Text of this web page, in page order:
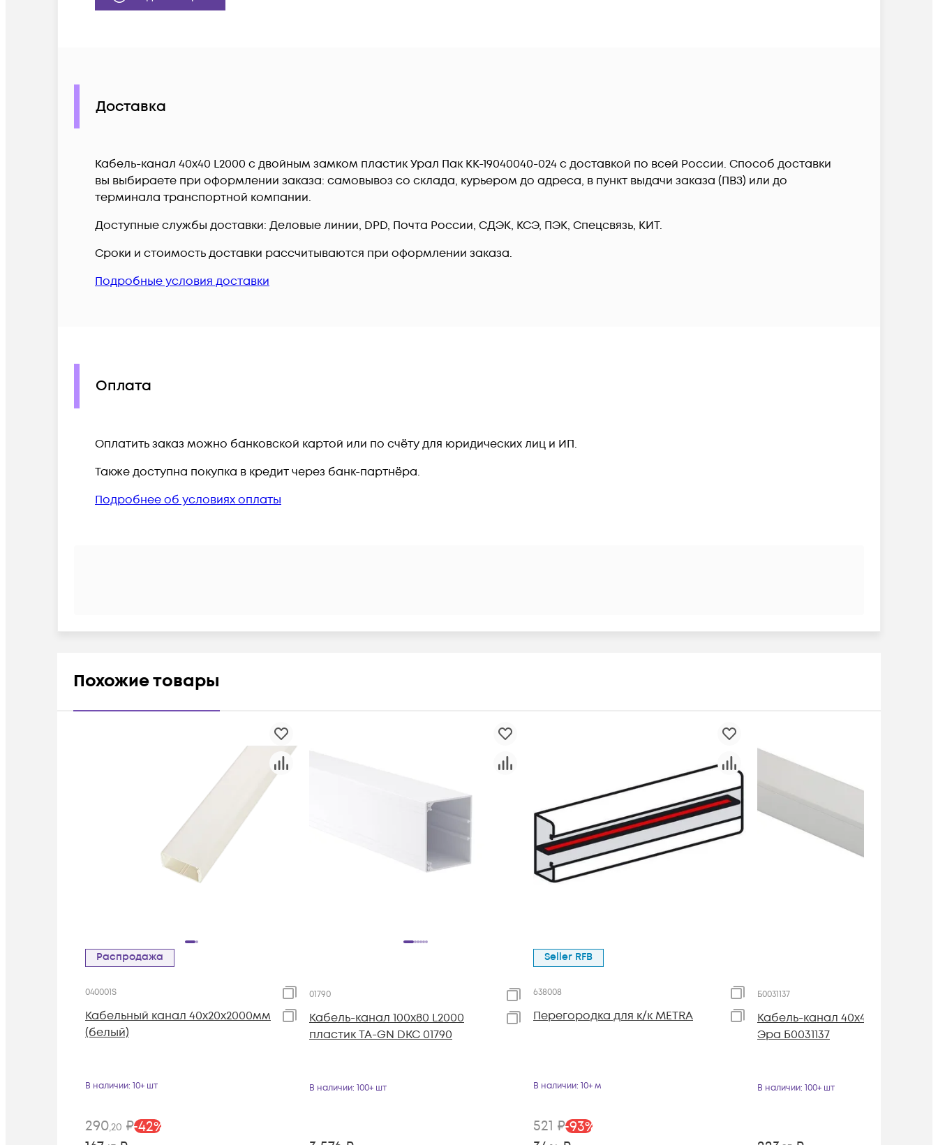
Доставка
Кабель-канал 40х40 L2000 с двойным замком пластик Урал Пак КК-19040040-024 c доставкой по всей России. Способ доставки
вы выбираете при оформлении заказа: самовывоз со склада, курьером до адреса, в пункт выдачи заказа (ПВЗ) или до
терминала транспортной компании.
Доступные службы доставки: Деловые линии, DPD, Почта России, СДЭК, КСЭ, ПЭК, Спецсвязь, КИТ.
Сроки и стоимость доставки рассчитываются при оформлении заказа.
Подробные условия доставки
Оплата
Оплатить заказ можно банковской картой или по счёту для юридических лиц и ИП.
Также доступна покупка в кредит через банк-партнёра.
Подробнее об условиях оплаты
Похожие товары
Распродажа
040001S
Кабельный канал 40х20х2000мм
(белый)
В наличии: 10+ шт
290,20 ₽-42%
01790
Кабель-канал 100х80 L2000
пластик TA-GN DKC 01790
В наличии: 100+ шт
Seller RFB
638008
Перегородка для к/к METRA
В наличии: 10+ м
521 ₽-93%
Б0031137
Кабель-канал 40х40 L2000 бел.
Эра Б0031137
В наличии: 100+ шт